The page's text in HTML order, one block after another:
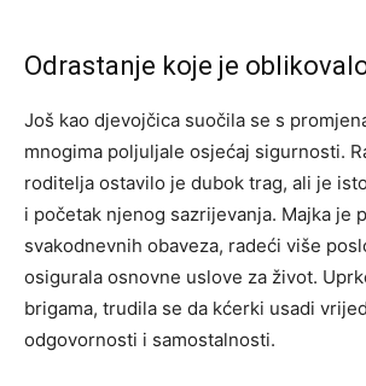
Odrastanje koje je
Još kao djevojčica suočila se s
mnogima poljuljale osjećaj sigurnosti.
roditelja ostavilo je dubok trag, ali je
i početak njenog sazrijevanja. Majka je
svakodnevnih obaveza, radeći više
osigurala osnovne uslove za život.
brigama, trudila se da kćerki usadi
odgovornosti i samostalnosti.